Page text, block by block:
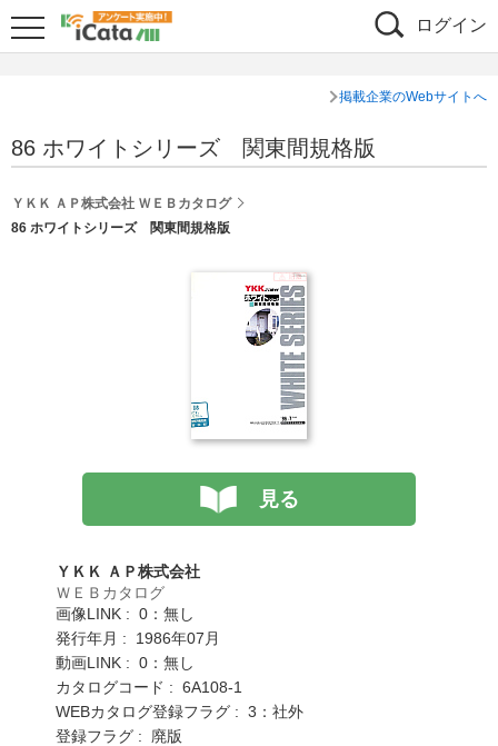
ログイン
掲載企業のWebサイトへ
86 ホワイトシリーズ 関東間規格版
ＹＫＫ ＡＰ株式会社 ＷＥＢカタログ
86 ホワイトシリーズ 関東間規格版
見る
ＹＫＫ ＡＰ株式会社
ＷＥＢカタログ
画像LINK : 0：無し
発行年月 : 1986年07月
動画LINK : 0：無し
カタログコード : 6A108-1
WEBカタログ登録フラグ : 3：社外
登録フラグ : 廃版